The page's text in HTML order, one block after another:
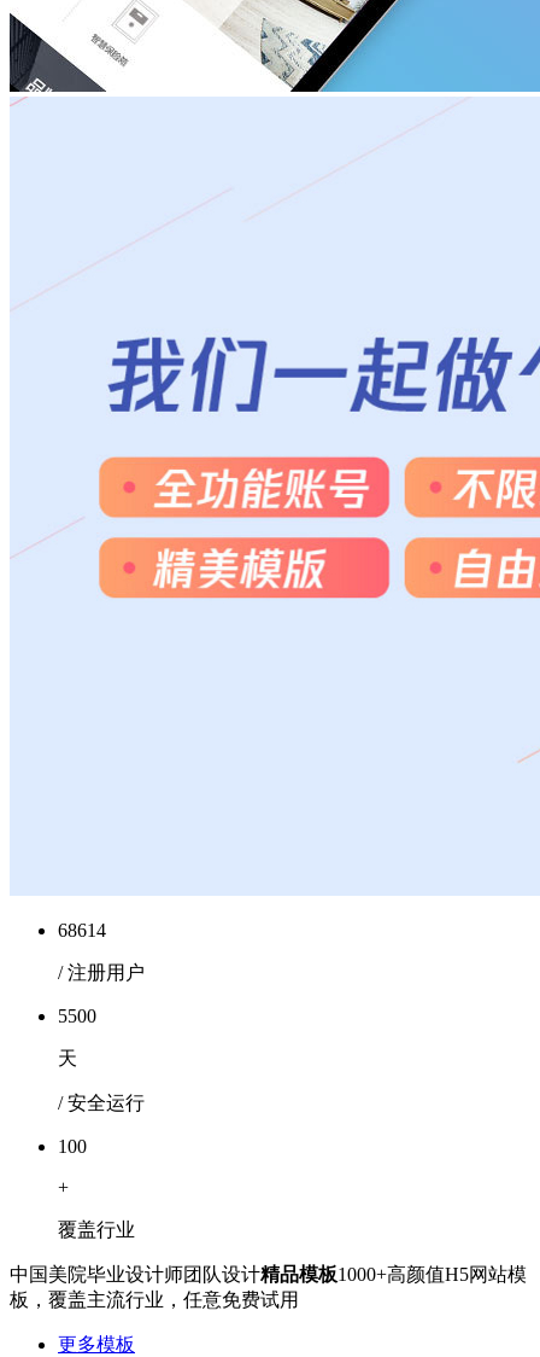
68614
/ 注册用户
5500
天
/ 安全运行
100
+
覆盖行业
中国美院毕业设计师团队设计精品模板1000+高颜值H5网站模
板，覆盖主流行业，任意免费试用
更多模板